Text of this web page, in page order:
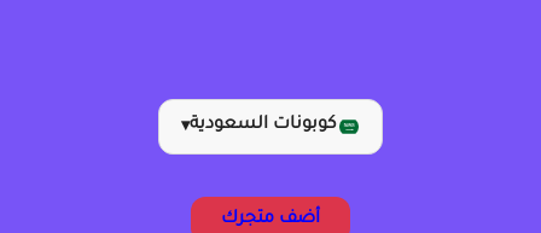
كوبونات السعودية▾
أضف متجرك